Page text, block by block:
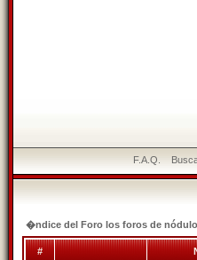
F.A.Q.
�ndice del Foro los foros de nódulo
#